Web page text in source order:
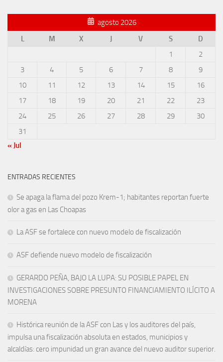
agosto 2026
L
M X J V S
D
1
2
3
4 5 6 7 8
9
10
11 12 13 14 15
16
17
18 19 20 21 22
23
24
25 26 27 28 29
30
31
« Jul
ENTRADAS RECIENTES
Se apaga la flama del pozo Krem-1; habitantes reportan fuerte
olor a gas en Las Choapas
La ASF se fortalece con nuevo modelo de fiscalización
ASF defiende nuevo modelo de fiscalización
GERARDO PEÑA, BAJO LA LUPA: SU POSIBLE PAPEL EN
INVESTIGACIONES SOBRE PRESUNTO FINANCIAMIENTO ILÍCITO A
MORENA
Histórica reunión de la ASF con Las y los auditores del país,
impulsa una fiscalización absoluta en estados, municipios y
alcaldías: cero impunidad un gran avance del nuevo auditor superior.